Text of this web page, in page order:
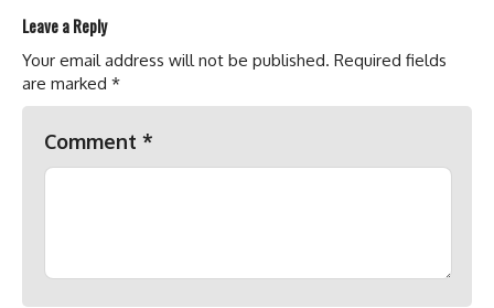
Leave a Reply
Your email address will not be published. Required fields
are marked *
Comment *